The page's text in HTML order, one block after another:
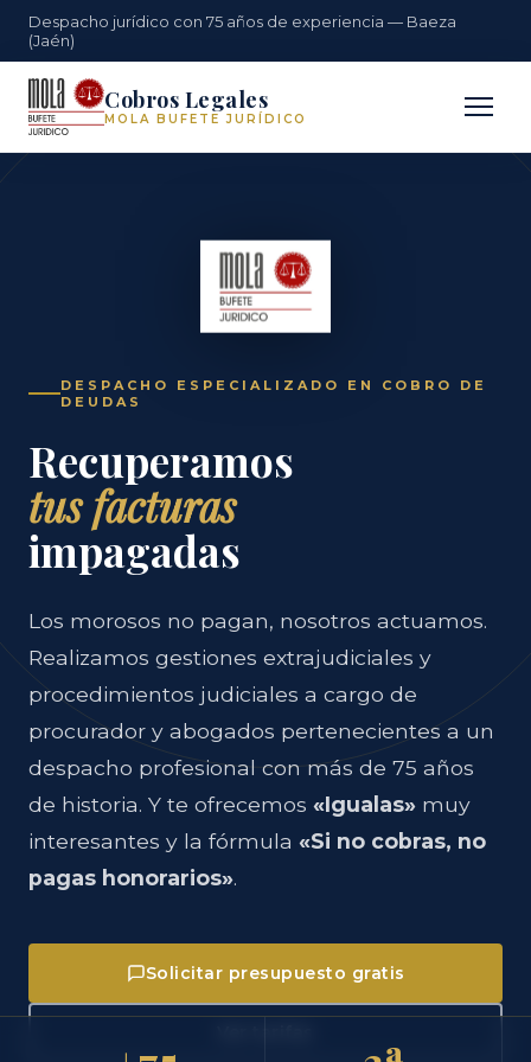
Despacho jurídico con 75 años de experiencia — Baeza
(Jaén)
Cobros Legales
MOLA BUFETE JURÍDICO
DESPACHO ESPECIALIZADO EN COBRO DE
DEUDAS
Recuperamos
tus facturas
impagadas
Los morosos no pagan, nosotros actuamos.
Realizamos gestiones extrajudiciales y
procedimientos judiciales a cargo de
procurador y abogados pertenecientes a un
despacho profesional con más de 75 años
de historia. Y te ofrecemos «Igualas» muy
interesantes y la fórmula «Si no cobras, no
pagas honorarios».
Solicitar presupuesto gratis